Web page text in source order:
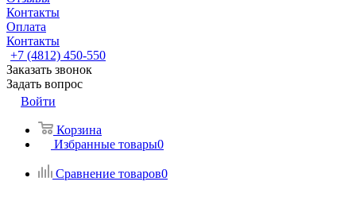
Контакты
Оплата
Контакты
+7 (4812) 450-550
Заказать звонок
Задать вопрос
Войти
Корзина
Избранные товары0
Сравнение товаров0